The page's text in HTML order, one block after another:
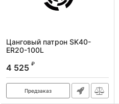
Цанговый патрон SK40-
ER20-100L
SK40-ER20-100L
4 525 ₽
Предзаказ